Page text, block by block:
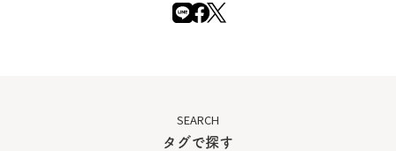
SEARCH
タグで探す